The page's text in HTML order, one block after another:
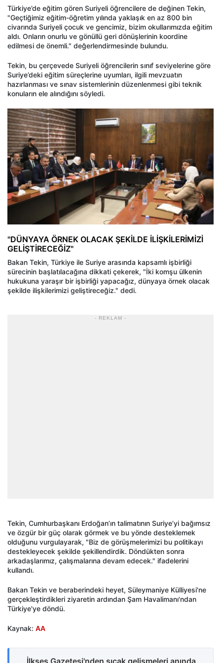
Türkiye’de eğitim gören Suriyeli öğrencilere de değinen Tekin,
"Geçtiğimiz eğitim-öğretim yılında yaklaşık en az 800 bin
civarında Suriyeli çocuk ve gencimiz, bizim okullarımızda eğitim
aldı. Onların onurlu ve gönüllü geri dönüşlerinin koordine
edilmesi de önemli." değerlendirmesinde bulundu.
Tekin, bu çerçevede Suriyeli öğrencilerin sınıf seviyelerine göre
Suriye’deki eğitim süreçlerine uyumları, ilgili mevzuatın
hazırlanması ve sınav sistemlerinin düzenlenmesi gibi teknik
konuların ele alındığını söyledi.
"DÜNYAYA ÖRNEK OLACAK ŞEKİLDE İLİŞKİLERİMİZİ
GELİŞTİRECEĞİZ"
Bakan Tekin, Türkiye ile Suriye arasında kapsamlı işbirliği
sürecinin başlatılacağına dikkati çekerek, "İki komşu ülkenin
hukukuna yaraşır bir işbirliği yapacağız, dünyaya örnek olacak
şekilde ilişkilerimizi geliştireceğiz." dedi.
- REKLAM -
Tekin, Cumhurbaşkanı Erdoğan’ın talimatının Suriye’yi bağımsız
ve özgür bir güç olarak görmek ve bu yönde desteklemek
olduğunu vurgulayarak, "Biz de görüşmelerimizi bu politikayı
destekleyecek şekilde şekillendirdik. Döndükten sonra
arkadaşlarımız, çalışmalarına devam edecek." ifadelerini
kullandı.
Bakan Tekin ve beraberindeki heyet, Süleymaniye Külliyesi'ne
gerçekleştirdikleri ziyaretin ardından Şam Havalimanı'ndan
Türkiye'ye döndü.
Kaynak: AA